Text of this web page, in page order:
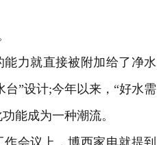
力就直接被附加给了净水
”设计;今年以来，“好水需
能成为一种潮流。
会议上，博西家电就提到